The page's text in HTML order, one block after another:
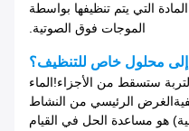
التي يتم تنظيفها بواسطة
الموجات فوق الصوتية.
ستسقط من الأجزاء!الماء
الرئيسي من النشاط
هو مساعدة الحل في القيام